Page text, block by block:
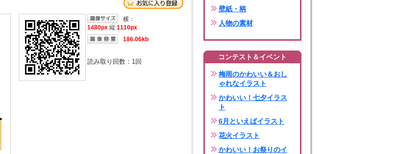
横：
1480px 縦:1110px
186.06kb
読み取り回数： 1回
壁紙・柄
人物の素材
コンテスト＆イベント
梅雨のかわいい＆おし
ゃれなイラスト
かわいい！七夕イラス
ト
6月といえばイラスト
花火イラスト
かわいい！お祭りのイ